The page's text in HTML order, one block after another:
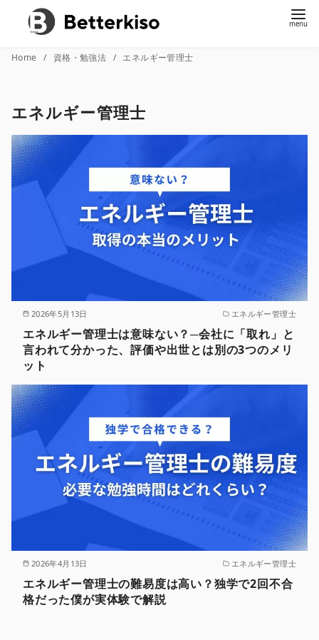
Home 資格・勉強法 エネルギー管理士
エネルギー管理士
2026年5月13日 エネルギー管理士
エネルギー管理士は意味ない？─会社に「取れ」と
言われて分かった、評価や出世とは別の3つのメリ
ット
2026年4月13日 エネルギー管理士
エネルギー管理士の難易度は高い？独学で2回不合
格だった僕が実体験で解説